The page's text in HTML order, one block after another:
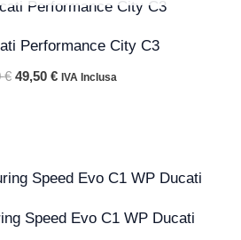
Performance City C3
€
era:
99,00 €.
49,50 €
è:
49,50 €.
IVA Inclusa
Speed Evo C1 WP Ducati
Il
prezzo
era:
Il
è: